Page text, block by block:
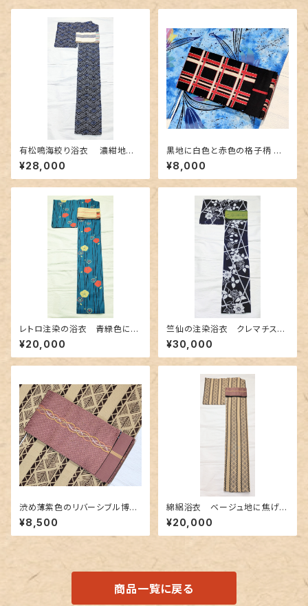
有松鳴海絞り浴衣 濃紺地に
青海波柄
¥28,000
黒地に白色と赤色の格子柄 博
多織りの半幅帯
¥8,000
レトロ注染の浴衣 青緑色にク
ラゲのような梅柄
¥20,000
竺仙の注染浴衣 クレマチス
（鉄線に竹垣）柄
¥30,000
渋め薄紫色のリバーシブル博多
織り半幅帯
¥8,500
綿絽浴衣 ベージュ地に焦げ茶
色 鱗と松菱柄
¥20,000
商品一覧に戻る